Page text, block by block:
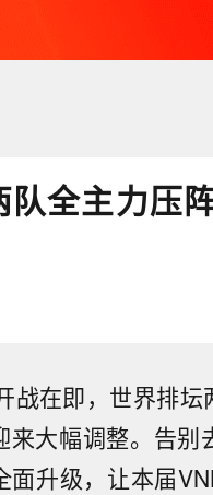
全主力压
战在即，世界排
来大幅调整。告
面升级，让本届